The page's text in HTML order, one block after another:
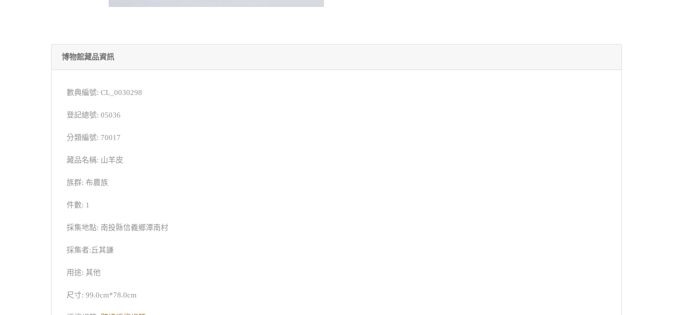
博物館藏品資訊
數典編號: CL_0030298
登記總號: 05036
分類編號: 70017
藏品名稱: 山羊皮
族群: 布農族
件數: 1
採集地點: 南投縣信義鄉潭南村
採集者:丘其謙
用途: 其他
尺寸: 99.0cm*78.0cm